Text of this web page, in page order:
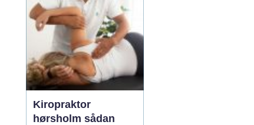
Kiropraktor
hørsholm sådan